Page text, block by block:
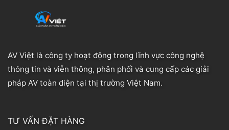
AV Việt là công ty hoạt động trong lĩnh vực công nghệ
thông tin và viễn thông, phân phối và cung cấp các giải
pháp AV toàn diện tại thị trường Việt Nam.
TƯ VẤN ĐẶT HÀNG